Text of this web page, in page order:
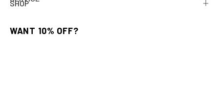
SHOP